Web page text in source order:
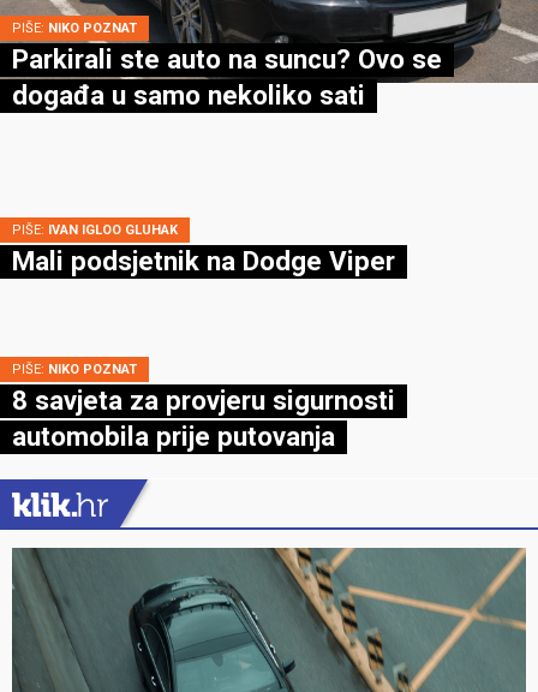
PIŠE: NIKO POZNAT
Parkirali ste auto na suncu? Ovo se
događa u samo nekoliko sati
PIŠE: IVAN IGLOO GLUHAK
Mali podsjetnik na Dodge Viper
PIŠE: NIKO POZNAT
8 savjeta za provjeru sigurnosti
automobila prije putovanja